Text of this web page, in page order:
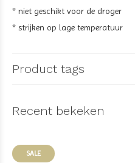
* niet geschikt voor de droger
* strijken op lage temperatuur
Product tags
Recent bekeken
SALE